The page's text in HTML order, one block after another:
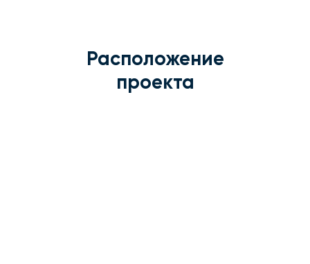
Расположение
проекта